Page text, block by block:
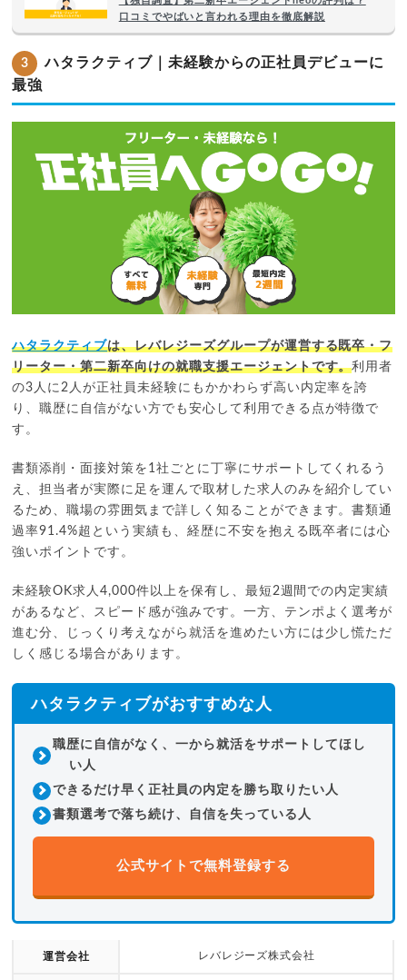
口コミでやばいと言われる理由を徹底解説
3
ハタラクティブ｜未経験からの正社員デビューに
最強
ハタラクティブは、レバレジーズグループが運営する既卒・フ
リーター・第二新卒向けの就職支援エージェントです。利用者
の3人に2人が正社員未経験にもかかわらず高い内定率を誇
り、職歴に自信がない方でも安心して利用できる点が特徴で
す。
書類添削・面接対策を1社ごとに丁寧にサポートしてくれるう
え、担当者が実際に足を運んで取材した求人のみを紹介してい
るため、職場の雰囲気まで詳しく知ることができます。書類通
過率91.4%超という実績も、経歴に不安を抱える既卒者には心
強いポイントです。
未経験OK求人4,000件以上を保有し、最短2週間での内定実績
があるなど、スピード感が強みです。一方、テンポよく選考が
進む分、じっくり考えながら就活を進めたい方には少し慌ただ
しく感じる場合があります。
ハタラクティブがおすすめな人
職歴に自信がなく、一から就活をサポートしてほし
い人
できるだけ早く正社員の内定を勝ち取りたい人
書類選考で落ち続け、自信を失っている人
公式サイトで無料登録する
運営会社 レバレジーズ株式会社